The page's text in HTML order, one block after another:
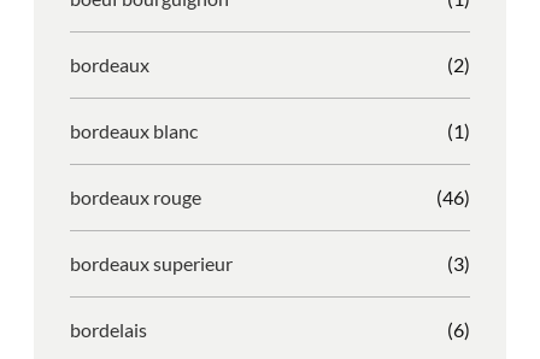
bordeaux (2)
bordeaux blanc (1)
bordeaux rouge (46)
bordeaux superieur (3)
bordelais (6)